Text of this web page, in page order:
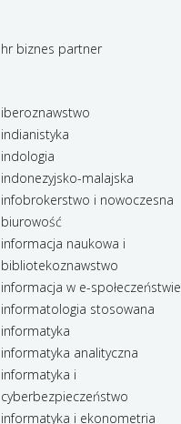
hr biznes partner
iberoznawstwo
indianistyka
indologia
indonezyjsko-malajska
infobrokerstwo i nowoczesna
biurowość
informacja naukowa i
bibliotekoznawstwo
informacja w e-społeczeństwie
informatologia stosowana
informatyka
informatyka analityczna
informatyka i
cyberbezpieczeństwo
informatyka i ekonometria